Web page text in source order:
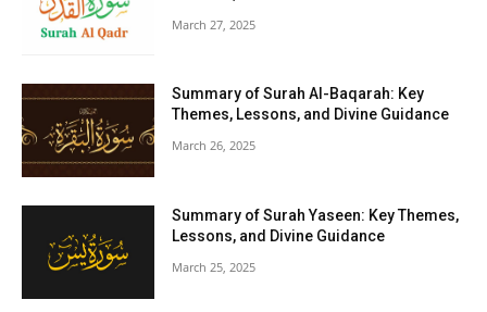
March 27, 2025
Summary of Surah Al-Baqarah: Key
Themes, Lessons, and Divine Guidance
March 26, 2025
Summary of Surah Yaseen: Key Themes,
Lessons, and Divine Guidance
March 25, 2025